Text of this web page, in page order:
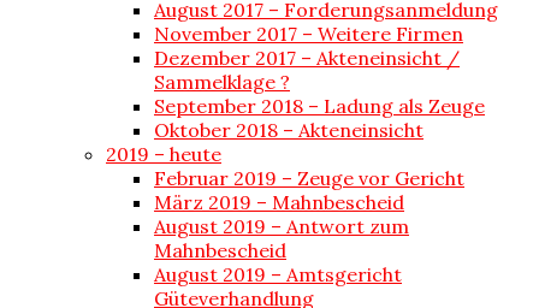
August 2017 – Forderungsanmeldung
November 2017 – Weitere Firmen
Dezember 2017 – Akteneinsicht /
Sammelklage ?
September 2018 – Ladung als Zeuge
Oktober 2018 – Akteneinsicht
2019 – heute
Februar 2019 – Zeuge vor Gericht
März 2019 – Mahnbescheid
August 2019 – Antwort zum
Mahnbescheid
August 2019 – Amtsgericht
Güteverhandlung